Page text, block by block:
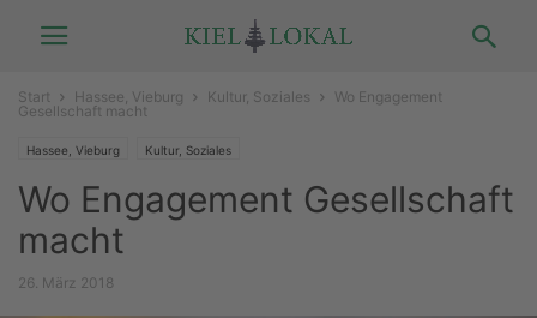
Start Hassee, Vieburg Kultur, Soziales
Wo Engagement
Gesellschaft macht
Hassee, Vieburg Kultur, Soziales
Wo Engagement Gesellschaft
macht
26. März 2018